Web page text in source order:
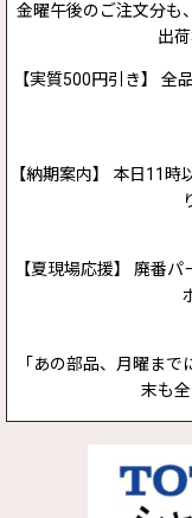
金曜午後のご注文分も
出
【実質500円引き】 全
【納期案内】 本日11
【夏現場応援】 廃番
「あの部品、月曜ま
末も